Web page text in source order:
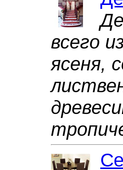
всего
ясеня,